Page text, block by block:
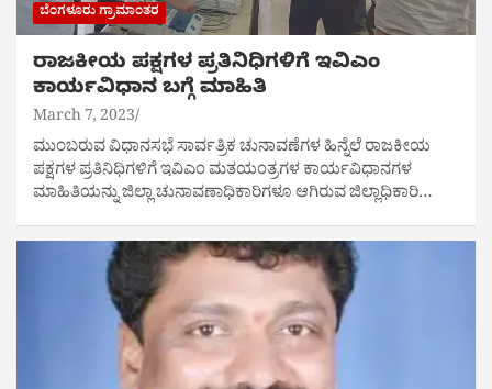
ಬೆಂಗಳೂರು ಗ್ರಾಮಾಂತರ
ರಾಜಕೀಯ ಪಕ್ಷಗಳ ಪ್ರತಿನಿಧಿಗಳಿಗೆ ಇವಿಎಂ
ಕಾರ್ಯವಿಧಾನ ಬಗ್ಗೆ ಮಾಹಿತಿ
March 7, 2023
ಮುಂಬರುವ ವಿಧಾನಸಭೆ ಸಾರ್ವತ್ರಿಕ ಚುನಾವಣೆಗಳ ಹಿನ್ನೆಲೆ ರಾಜಕೀಯ
ಪಕ್ಷಗಳ ಪ್ರತಿನಿಧಿಗಳಿಗೆ ಇವಿಎಂ ಮತಯಂತ್ರಗಳ ಕಾರ್ಯವಿಧಾನಗಳ
ಮಾಹಿತಿಯನ್ನು ಜಿಲ್ಲಾ ಚುನಾವಣಾಧಿಕಾರಿಗಳೂ ಆಗಿರುವ ಜಿಲ್ಲಾಧಿಕಾರಿ…